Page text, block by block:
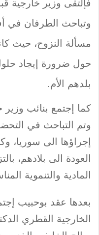
فإلتقى وزير خارجية
وتباحث الطرفان في
مسألة النزوح، حيث
حول ضرورة إيجاد
بلدهم الأم.
كما إجتمع بنائب وزير
وتم التباحث في
إجراؤها الى سوريا،
العودة الى بلادهم،
المادية والتنموية
بعدها عقد بوحبيب
الخارجية القطري